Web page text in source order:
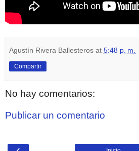
Agustín Rivera Ballesteros at 5:48 p. m.
Compartir
No hay comentarios:
Publicar un comentario